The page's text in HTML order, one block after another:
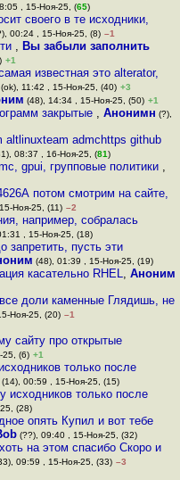
, 15-Ноя-25, (65)
своего в те исходники,
00:24 , 15-Ноя-25, (8) –1
, Вы забыли заполнить
+1
известная это alterator,
11:42 , 15-Ноя-25, (40) +3
(48), 14:34 , 15-Ноя-25, (50) +1
закрытые ,Анонимн (?),
altlinuxteam admchttps github
08:37 , 16-Ноя-25, (81)
gpui, групповые политики ,
потом смотрим на сайте,
Ноя-25, (11) –2
например, собралась
, 15-Ноя-25, (18)
запретить, пусть эти
(48), 01:39 , 15-Ноя-25, (19)
касательно RHEL, Аноним
доли каменные Глядишь, не
Ноя-25, (20) –1
сайту про открытые
25, (6) +1
только после
(14), 00:59 , 15-Ноя-25, (15)
исходников только после
(28)
опять Купил и вот тебе
(??), 09:40 , 15-Ноя-25, (32)
на этом спасибо Скоро и
09:59 , 15-Ноя-25, (33) –3